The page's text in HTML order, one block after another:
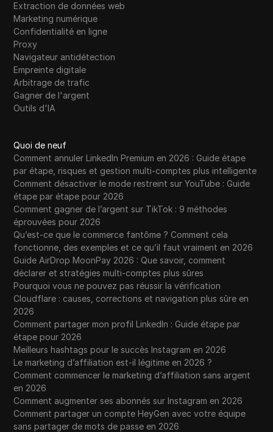
Extraction de données web
Marketing numérique
Confidentialité en ligne
Proxy
Navigateur antidétection
Empreinte digitale
Arbitrage de trafic
Gagner de l'argent
Outils d'IA
Quoi de neuf
Comment annuler LinkedIn Premium en 2026 : Guide étape
par étape, risques et gestion multi-comptes plus intelligente
Comment désactiver le mode restreint sur YouTube : Guide
étape par étape pour 2026
Comment gagner de l’argent sur TikTok : 9 méthodes
éprouvées pour 2026
Qu’est-ce que le commerce fantôme ? Comment cela
fonctionne, des exemples et ce qu’il faut vraiment en 2026
Guide AirDrop MoonPay 2026 : Que savoir, comment
déclarer et stratégies multi-comptes plus sûres
Pourquoi vous ne pouvez pas réussir la vérification
Cloudflare : causes, corrections et navigation plus sûre en
2026
Comment partager mon profil LinkedIn : Guide étape par
étape pour 2026
Meilleurs hashtags pour le succès Instagram en 2026
Le marketing d’affiliation est-il légitime en 2026 ?
Comment commencer le marketing d’affiliation sans argent
en 2026
Comment augmenter ses abonnés sur Instagram en 2026
Comment partager un compte HeyGen avec votre équipe
sans partager de mots de passe en 2026